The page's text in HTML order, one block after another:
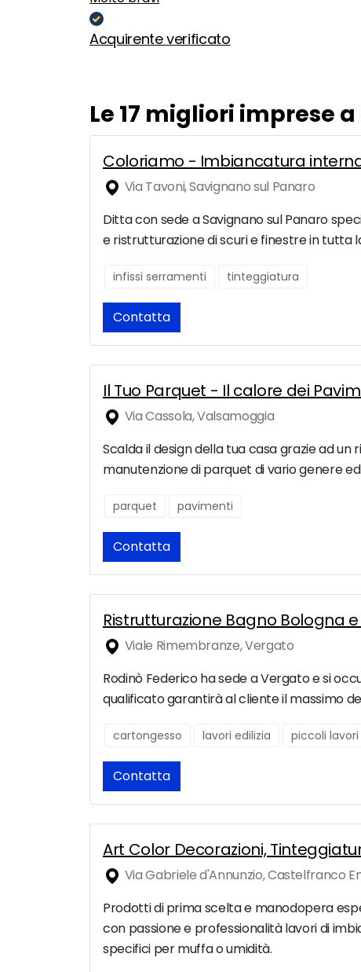
Acquirente verificato
Le 17 migliori imprese
Coloriamo - Imbiancatura
Via Tavoni, Savignano sul Panaro
Ditta con sede a Savignano sul Panaro
e ristrutturazione di scuri e finestre in tutta
infissi serramenti tinteggiatura
Contatta
Il Tuo Parquet - Il calore dei
Via Cassola, Valsamoggia
Scalda il design della tua casa grazie ad
manutenzione di parquet di vario genere
parquet pavimenti
Contatta
Ristrutturazione Bagno Bologna
Viale Rimembranze, Vergato
Rodinò Federico ha sede a Vergato e si
qualificato garantirà al cliente il massimo
cartongesso lavori edilizia piccoli lavori
Contatta
Art Color Decorazioni,
Via Gabriele d'Annunzio, Castelfranco
Prodotti di prima scelta e manodopera
con passione e professionalità lavori di
specifici per muffa o umidità.